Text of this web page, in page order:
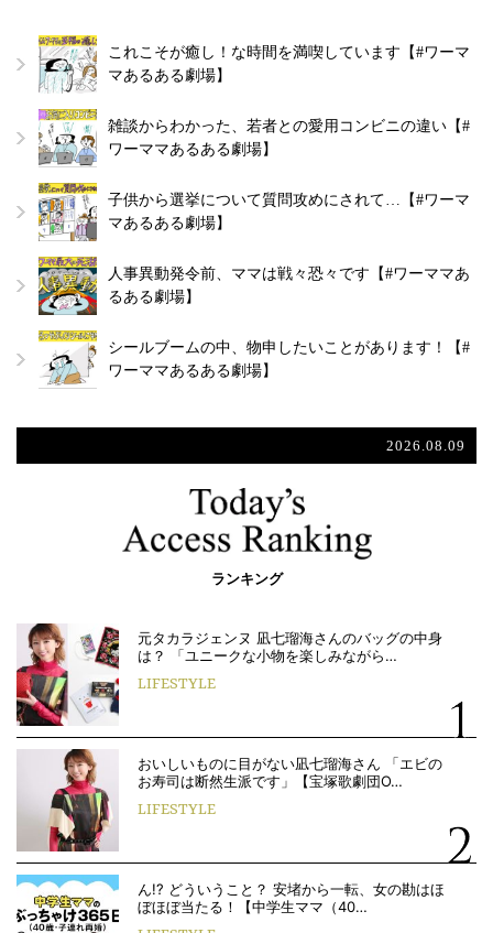
これこそが癒し！な時間を満喫しています【#ワーマ
マあるある劇場】
雑談からわかった、若者との愛用コンビニの違い【#
ワーママあるある劇場】
子供から選挙について質問攻めにされて…【#ワーマ
マあるある劇場】
人事異動発令前、ママは戦々恐々です【#ワーママあ
るある劇場】
シールブームの中、物申したいことがあります！【#
ワーママあるある劇場】
2026.08.09
ランキング
元タカラジェンヌ 凪七瑠海さんのバッグの中身
は？ 「ユニークな小物を楽しみながら…
LIFESTYLE
おいしいものに目がない凪七瑠海さん 「エビの
お寿司は断然生派です」【宝塚歌劇団O…
LIFESTYLE
ん!? どういうこと？ 安堵から一転、女の勘はほ
ぼほぼ当たる！【中学生ママ（40…